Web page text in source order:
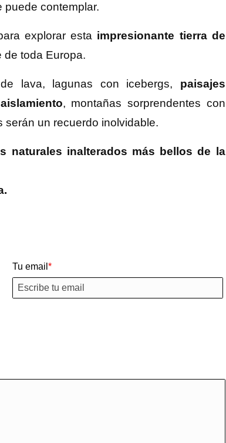
puede contemplar.
explorar esta impresionante tierra de
de toda Europa.
lava, lagunas con icebergs, paisajes
, montañas sorprendentes con
un recuerdo inolvidable.
naturales inalterados más bellos de la
Tu email